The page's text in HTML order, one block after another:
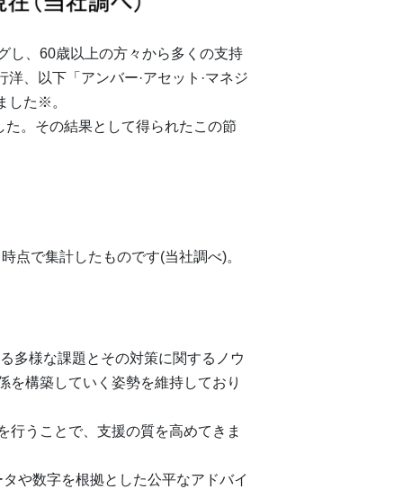
し、60歳以上の方々から多くの支持
、以下「アンバー·アセット·マネジ
した※。
。その結果として得られたこの節
点で集計したものです(当社調べ)。
多様な課題とその対策に関するノウ
を構築していく姿勢を維持しており
行うことで、支援の質を高めてきま
や数字を根拠とした公平なアドバイ